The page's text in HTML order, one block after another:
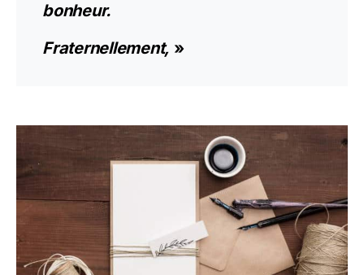
bonheur.
Fraternellement, »